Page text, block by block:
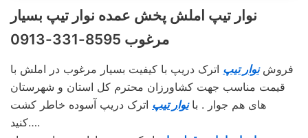
نوار تیپ املش پخش عمده نوار تیپ بسیار
مرغوب 8595-331-0913
فروشنوار تیپ اترک دریپ با کیفیت بسیار مرغوب در املش با
قیمت مناسب جهت کشاورزان محترم کل استان و شهرستان
های هم جوار . بانوار تیپ اترک دریپ آسوده خاطر کشت
کنید….